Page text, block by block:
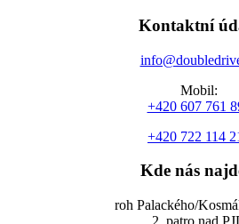
Kontaktní
Mobil:
+420 607 761
+420 722 114
Kde nás
roh Palackého/
2. patro nad